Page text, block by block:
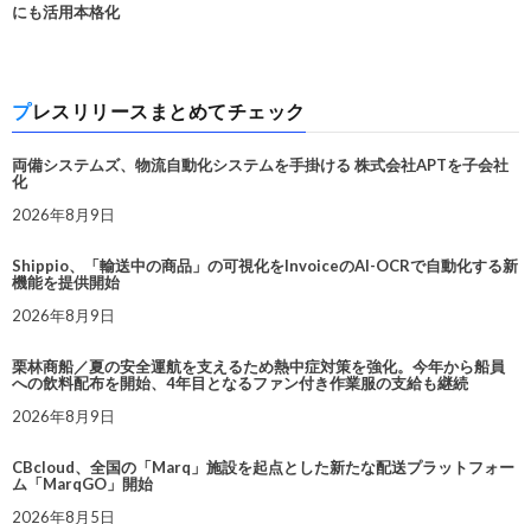
にも活用本格化
プレスリリースまとめてチェック
両備システムズ、物流自動化システムを手掛ける 株式会社APTを子会社
化
2026年8月9日
Shippio、「輸送中の商品」の可視化をInvoiceのAI-OCRで自動化する新
機能を提供開始
2026年8月9日
栗林商船／夏の安全運航を支えるため熱中症対策を強化。今年から船員
への飲料配布を開始、4年目となるファン付き作業服の支給も継続
2026年8月9日
CBcloud、全国の「Marq」施設を起点とした新たな配送プラットフォー
ム「MarqGO」開始
2026年8月5日